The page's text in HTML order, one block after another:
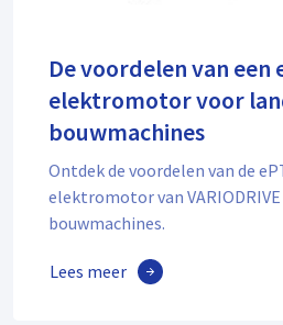
De voordelen van een
elektromotor voor
bouwmachines
Ontdek de voordelen van de
elektromotor van
bouwmachines.
Lees meer